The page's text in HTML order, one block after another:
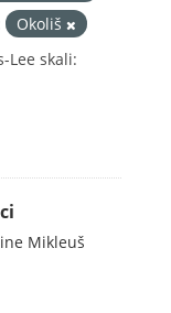
Okoliš
Lee skali:
Mikleuš